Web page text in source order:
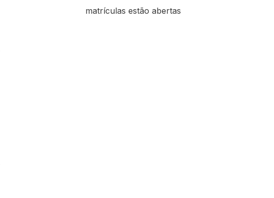
matrículas estão abertas